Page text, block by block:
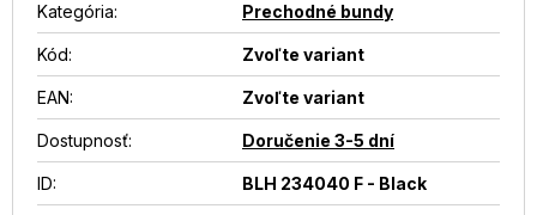
Kategória: Prechodné bundy
Kód: Zvoľte variant
EAN: Zvoľte variant
Dostupnosť: Doručenie 3-5 dní
ID: BLH 234040 F - Black